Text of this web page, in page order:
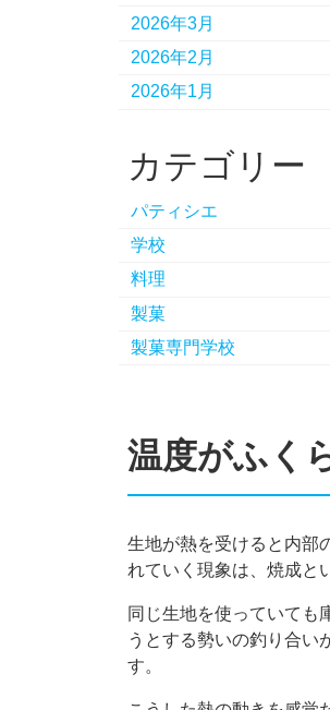
2026年3月
2026年2月
2026年1月
カテゴリー
パティシエ
学校
料理
製菓
製菓専門学校
温度がふく
生地が熱を受けると内部
れていく現象は、焼成と
同じ生地を使っていても
うとする勢いの釣り合い
す。